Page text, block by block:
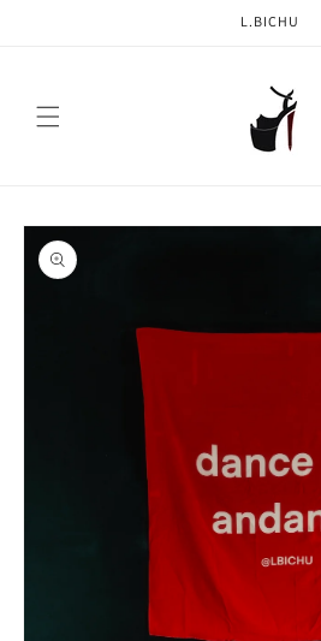
L.BICHU
informações
do produto